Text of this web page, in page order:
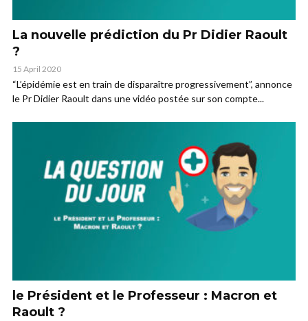
La nouvelle prédiction du Pr Didier Raoult
?
15 April 2020
“L’épidémie est en train de disparaître progressivement”, annonce
le Pr Didier Raoult dans une vidéo postée sur son compte...
le Président et le Professeur : Macron et
Raoult ?